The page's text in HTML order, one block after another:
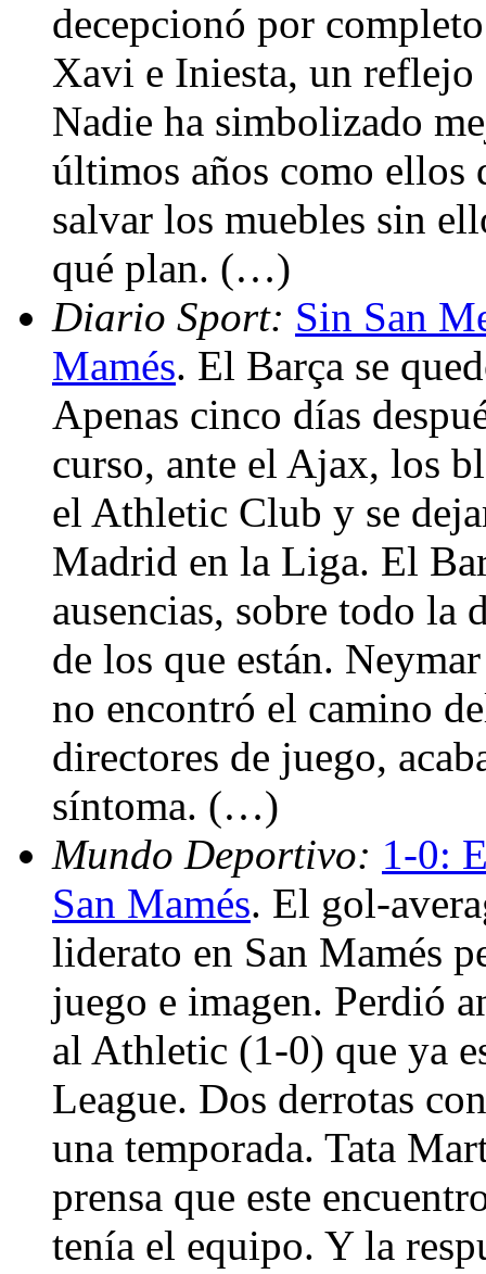
decepcionó por
Xavi e Iniesta, un reflejo
Nadie ha simbolizado
últimos años como ellos
salvar los muebles sin
qué plan. (…)
Diario Sport: Sin San
Mamés. El Barça se
Apenas cinco días
curso, ante el Ajax, los
el Athletic Club y se
Madrid en la Liga. El
ausencias, sobre todo la
de los que están.
no encontró el camino
directores de juego,
síntoma. (…)
Mundo Deportivo: 1-0:
San Mamés. El gol-
liderato en San Mamés
juego e imagen. Perdió
al Athletic (1-0) que ya
League. Dos derrotas
una temporada. Tata
prensa que este
tenía el equipo. Y la